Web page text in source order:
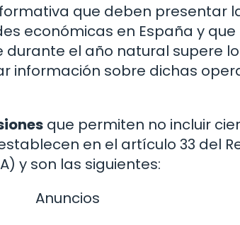
que deben presentar
económicas en España y
el año natural supere
información sobre dichas
que permiten no incluir
en el artículo 33 del
y son las siguientes:
Anuncios